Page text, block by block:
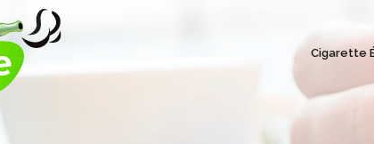
Cigarette